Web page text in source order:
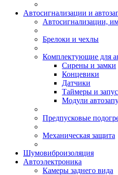
Автосигнализации и
Автосигнализации,
Брелоки и чехлы
Комплектующие для
Сирены и замки
Концевики
Датчики
Таймеры и
Модули
Предпусковые
Механическая защита
Шумовиброизоляция
Автоэлектроника
Камеры заднего вида